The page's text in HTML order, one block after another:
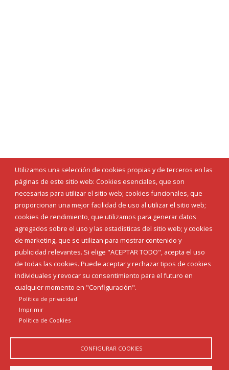
Utilizamos una selección de cookies propias y de terceros en las
páginas de este sitio web: Cookies esenciales, que son
necesarias para utilizar el sitio web; cookies funcionales, que
proporcionan una mejor facilidad de uso al utilizar el sitio web;
cookies de rendimiento, que utilizamos para generar datos
agregados sobre el uso y las estadísticas del sitio web; y cookies
de marketing, que se utilizan para mostrar contenido y
publicidad relevantes. Si elige "ACEPTAR TODO", acepta el uso
de todas las cookies. Puede aceptar y rechazar tipos de cookies
individuales y revocar su consentimiento para el futuro en
cualquier momento en "Configuración".
Política de privacidad
Imprimir
Politica de Cookies
CONFIGURAR COOKIES